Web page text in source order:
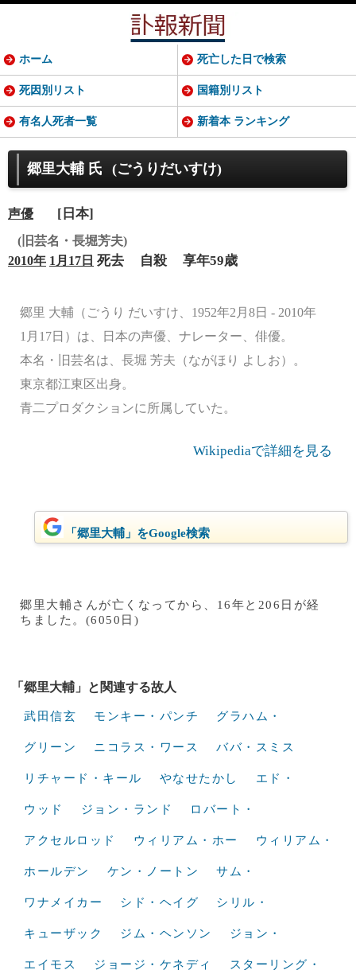
郷里大輔 氏 (ごうりだいすけ)
声優 [日本]
(旧芸名・長堀芳夫)
2010年 1月17日 死去 自殺 享年59歳
郷里 大輔（ごうり だいすけ、1952年2月8日 - 2010年
1月17日）は、日本の声優、ナレーター、俳優。
本名・旧芸名は、長堀 芳夫（ながほり よしお）。
東京都江東区出身。
青二プロダクションに所属していた。
Wikipediaで詳細を見る
「郷里大輔」をGoogle検索
郷里大輔さんが亡くなってから、16年と206日が経
ちました。(6050日)
「郷里大輔」と関連する故人
武田信玄 モンキー・パンチ グラハム・
グリーン ニコラス・ワース ババ・スミス
リチャード・キール やなせたかし エド・
ウッド ジョン・ランド ロバート・
アクセルロッド ウィリアム・ホー ウィリアム・
ホールデン ケン・ノートン サム・
ワナメイカー シド・ヘイグ シリル・
キューザック ジム・ヘンソン ジョン・
エイモス ジョージ・ケネディ スターリング・
ホーム 死亡した日で検索
死因別リスト 国籍別リスト
有名人死者一覧 新着本 ランキング